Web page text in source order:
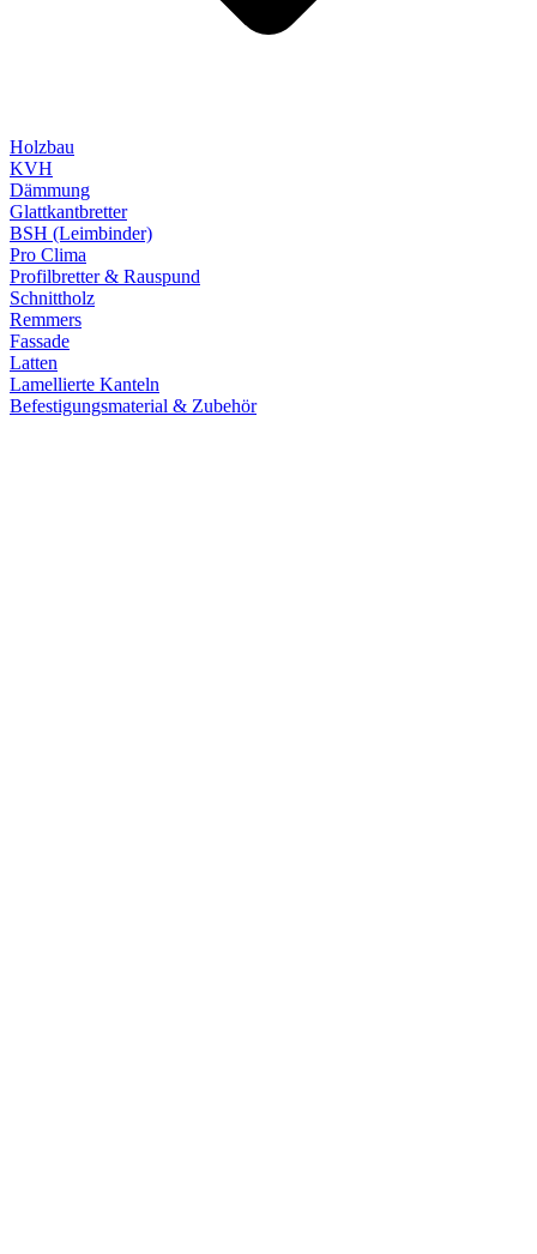
Holzbau
KVH
Dämmung
Glattkantbretter
BSH (Leimbinder)
Pro Clima
Profilbretter & Rauspund
Schnittholz
Remmers
Fassade
Latten
Lamellierte Kanteln
Befestigungsmaterial & Zubehör